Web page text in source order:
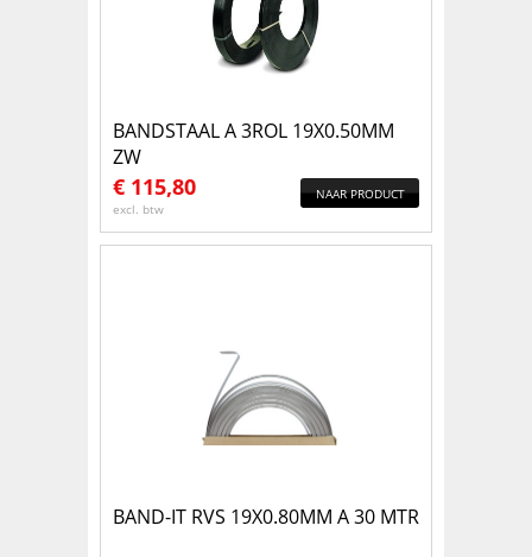
BANDSTAAL A 3ROL 19X0.50MM
ZW
€ 115,80
excl. btw
NAAR PRODUCT
BAND-IT RVS 19X0.80MM A 30 MTR